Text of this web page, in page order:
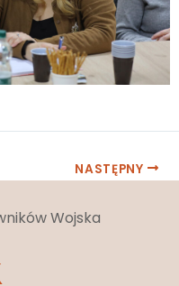
NASTĘPNY
Wojska